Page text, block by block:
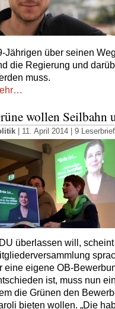
Jährigen über seinen
die Regierung und
muss.
wollen
| 11. April 2014 | 9
überlassen will,
eine eigene OB-
ist, muss nun
die Grünen den
bieten wollen. „Die